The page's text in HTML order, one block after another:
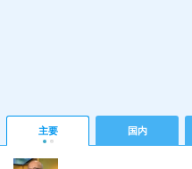
主要 国内